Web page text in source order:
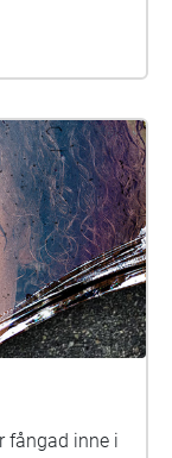
fångad inne i